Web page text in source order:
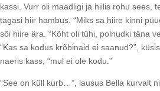
kassi. Vurr oli maadligi ja hiilis rohu sees,
tagasi hiir hambus. “Miks sa hiire kinni
sõi hiire ära. “Kõht oli tühi, polnudki täna
“Kas sa kodus krõbinaid ei saanud?”,
naeris kass, “mul ei ole kodu.”
“See on küll kurb…”, lausus Bella kurvalt